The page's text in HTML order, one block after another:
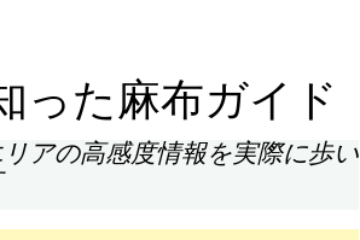
った麻布ガイド
アの高感度情報を実際に歩い